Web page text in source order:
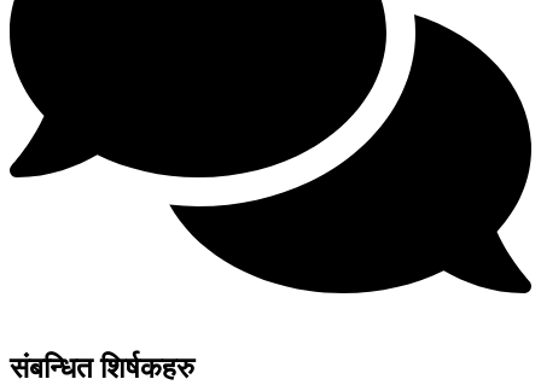
संबन्धित शिर्षकहरु